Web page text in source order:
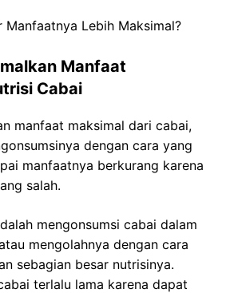
Manfaatnya Lebih Maksimal?
Manfaat
Cabai
manfaat maksimal dari cabai,
dengan cara yang
manfaatnya berkurang karena
salah.
mengonsumsi cabai dalam
mengolahnya dengan cara
sebagian besar nutrisinya.
terlalu lama karena dapat